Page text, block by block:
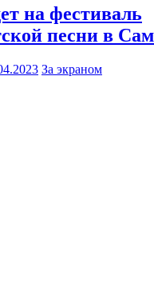
на фестиваль
песни в
За экраном